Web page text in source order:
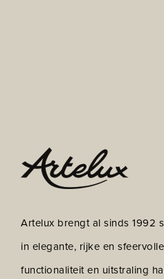
Artelux brengt al sinds 1992
in elegante, rijke en
functionaliteit en uitstraling